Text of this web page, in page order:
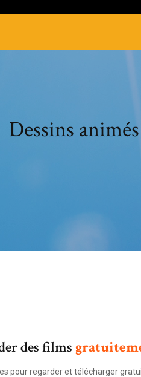
Dessins
des films
pour regarder et télécharger